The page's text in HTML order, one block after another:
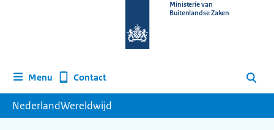
homepage
Ministerie van
Buitenlandse Zaken
Menu Contact Zoeken
NederlandWereldwijd